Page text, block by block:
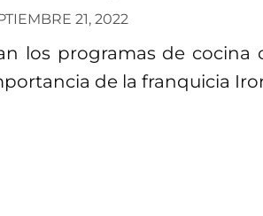
21, 2022
los programas de
de la franquicia